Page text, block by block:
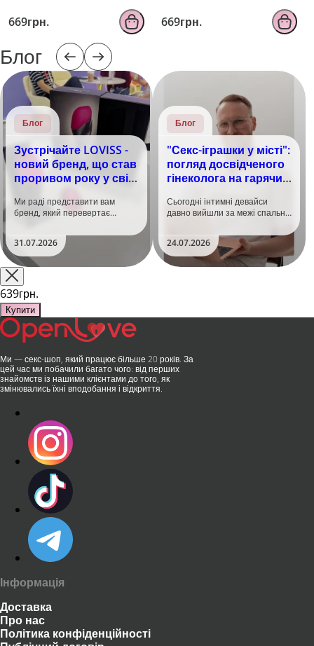
ефектом мокрого
оксамиту
669грн.
ефектом голограми
669грн.
Блог
Блог
Зустрічайте LOVISS -
новий бренд, що став
проривом року у світі
Ми раді представити вам
бренд, який перевертає
та вже встиг стати сенсацією
на міжнародній виставці API
Shanghai-2026!​LOVISS - це
поєднання унікальної естетики
та бездога..
31.07.2026
Блог
"Секс-іграшки у місті":
погляд досвідченого
гінеколога на гарячий
Сьогодні інтимні девайси
давно вийшли за межі спальні.
безшумні моторчики та
стильний дизайн перетворили
їх на гаджет, який багато хто
використовує, тестує у
24.07.2026
639грн.
Купити
Ми — секс-шоп, який працює більше 20 років. За
цей час ми побачили багато чого: від перших
знайомств із нашими клієнтами до того, як
змінювались їхні вподобання і відкриття.
Інформація
Доставка
Про нас
Політика конфіденційності